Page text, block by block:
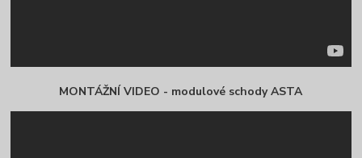
MONTÁŽNÍ VIDEO - modulové schody ASTA